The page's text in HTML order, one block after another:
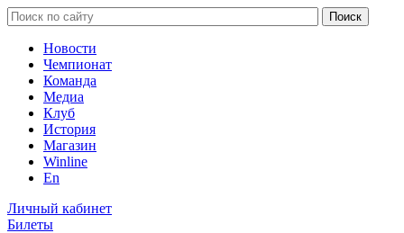
Новости
Чемпионат
Команда
Медиа
Клуб
История
Магазин
Winline
En
Личный кабинет
Билеты